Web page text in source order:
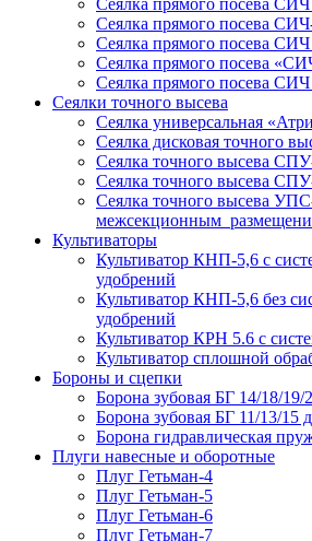
Сеялка прямого посева
Сеялка прямого посева
Сеялка прямого посева
Сеялка прямого посева
Сеялка прямого посева
Сеялки точного высева
Сеялка универсальная
Сеялка дисковая точного
Сеялка точного высева
Сеялка точного высева
Сеялка точного высева
межсекционным
Культиваторы
Культиватор КНП-5,6 с
удобрений
Культиватор КНП-5,6 без
удобрений
Культиватор КРН 5.6 с
Культиватор сплошной
Бороны и сцепки
Борона зубовая БГ 14/18/19/
Борона зубовая БГ 11/13/15
Борона гидравлическая
Плуги навесные и оборотные
Плуг Гетьман-4
Плуг Гетьман-5
Плуг Гетьман-6
Плуг Гетьман-7